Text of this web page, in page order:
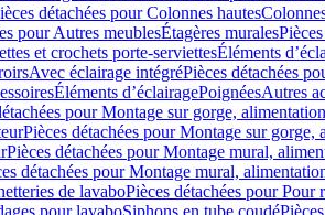
détachées pour Colonnes hautes
pour Autres meublesÉtagères murales
et crochets porte-serviettesÉléments
Avec éclairage intégréPièces détachées
Éléments d’éclairagePoignéesAutres
pour Montage sur gorge,
Pièces détachées pour Montage sur gorge,
Pièces détachées pour Montage mural,
détachées pour Montage mural,
de lavaboPièces détachées pour Pour
pour lavaboSiphons en tube coudé